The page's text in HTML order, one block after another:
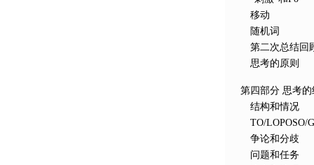
移动
随机词
第二次总结回
思考的原则
第四部分 思考
结构和情况
TO/LOPOSO/
争论和分歧
问题和任务